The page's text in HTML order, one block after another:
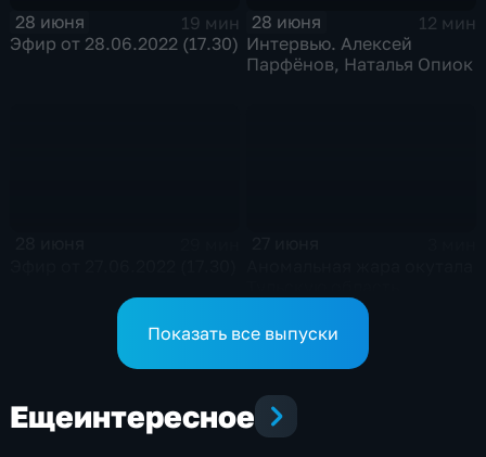
28 июня
19 мин
Эфир от 28.06.2022 (17.30)
28 июня
12 мин
Интервью. Алексей
Парфёнов, Наталья Опиок
Показать все выпуски
Ещеинтересное